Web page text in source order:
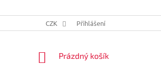
CZK Přihlášení
NÁKUPNÍ
Prázdný košík